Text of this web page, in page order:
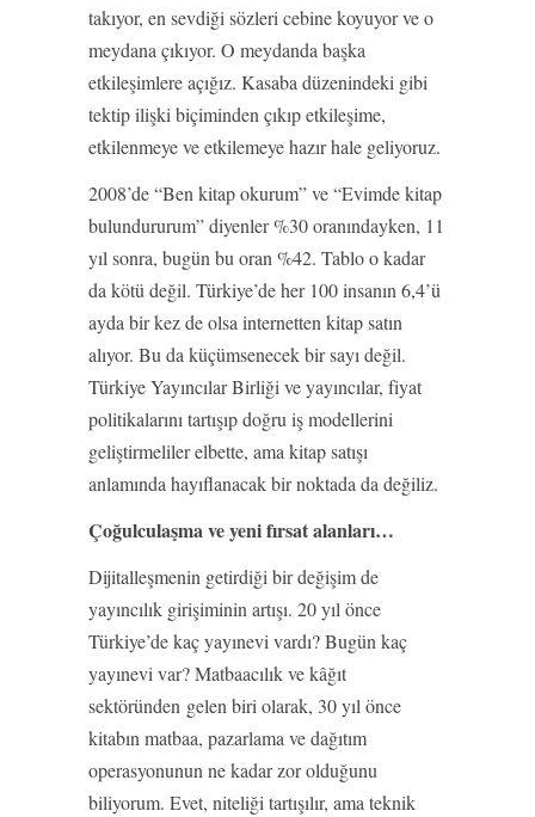
takıyor, en sevdiği sözleri cebine koyuyor ve o
meydana çıkıyor. O meydanda başka
etkileşimlere açığız. Kasaba düzenindeki gibi
tektip ilişki biçiminden çıkıp etkileşime,
etkilenmeye ve etkilemeye hazır hale geliyoruz.
2008’de “Ben kitap okurum” ve “Evimde kitap
bulundururum” diyenler %30 oranındayken, 11
yıl sonra, bugün bu oran %42. Tablo o kadar
da kötü değil. Türkiye’de her 100 insanın 6,4’ü
ayda bir kez de olsa internetten kitap satın
alıyor. Bu da küçümsenecek bir sayı değil.
Türkiye Yayıncılar Birliği ve yayıncılar, fiyat
politikalarını tartışıp doğru iş modellerini
geliştirmeliler elbette, ama kitap satışı
anlamında hayıflanacak bir noktada da değiliz.
Çoğulculaşma ve yeni fırsat alanları…
Dijitalleşmenin getirdiği bir değişim de
yayıncılık girişiminin artışı. 20 yıl önce
Türkiye’de kaç yayınevi vardı? Bugün kaç
yayınevi var? Matbaacılık ve kâğıt
sektöründen gelen biri olarak, 30 yıl önce
kitabın matbaa, pazarlama ve dağıtım
operasyonunun ne kadar zor olduğunu
biliyorum. Evet, niteliği tartışılır, ama teknik